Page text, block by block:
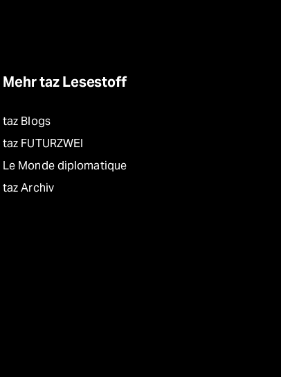
Mehr taz Lesestoff
taz Blogs
taz FUTURZWEI
Le Monde diplomatique
taz Archiv